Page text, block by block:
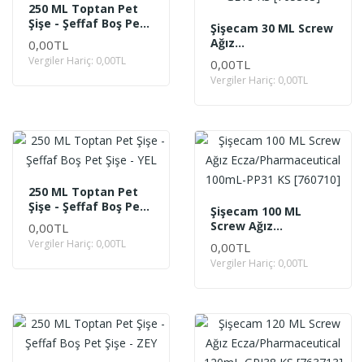
250 ML Toptan Pet
Şişe - Şeffaf Boş Pet
Şişe - AS
0,00TL
Vergiler Hariç: 0,00TL
Şişecam 30 ML Screw
Ağız
Ecza/Pharmaceutical
30mL-GL18 KS
[765303]
0,00TL
Vergiler Hariç: 0,00TL
250 ML Toptan Pet
Şişe - Şeffaf Boş Pet
Şişe - YEL
0,00TL
Vergiler Hariç: 0,00TL
Şişecam 100 ML
Screw Ağız
Ecza/Pharmaceutical
100mL-PP31 KS
[760710]
0,00TL
Vergiler Hariç: 0,00TL